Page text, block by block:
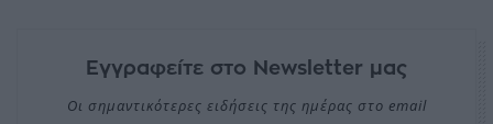
Εγγραφείτε στο Newsletter μας
Οι σημαντικότερες ειδήσεις της ημέρας στο email